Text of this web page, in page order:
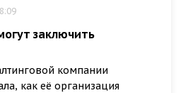
заключить
компании
как её организация